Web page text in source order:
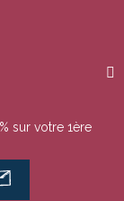
sur votre 1ère